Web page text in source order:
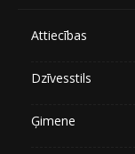
Attiecības
Dzīvesstils
Ģimene